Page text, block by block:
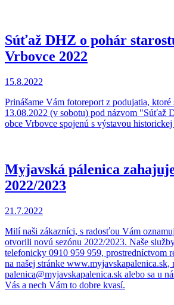
Súťaž DHZ o pohár
Vrbovce 2022
15.8.2022
Prinášame Vám fotoreport z podujatia, ktoré
13.08.2022 (v sobotu) pod názvom "Súťaž
obce Vrbovce spojenú s výstavou
Myjavská pálenica
2022/2023
21.7.2022
Milí naši zákazníci, s radosťou Vám
otvorili novú sezónu 2022/2023. Naše
telefonicky 0910 959 959, prostredníctvom
na našej stránke www.myjavskapalenica.sk,
palenica@myjavskapalenica.sk alebo sa u
Vás a nech Vám to dobre kvasí.